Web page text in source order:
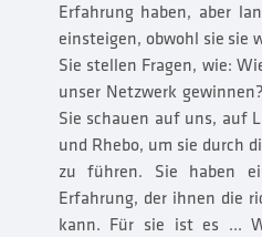
Erfahrung haben, aber
einsteigen, obwohl sie sie
Sie stellen Fragen, wie:
unser Netzwerk
Sie schauen auf uns, auf
und Rhebo, um sie durch
zu führen. Sie haben
Erfahrung, der ihnen die
kann. Für sie ist es ...